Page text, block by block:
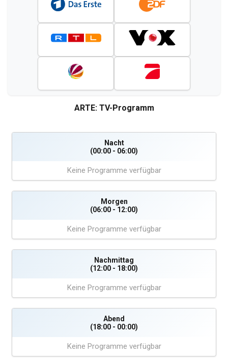
ARTE: TV-Programm
Nacht
(00:00 - 06:00)
Keine Programme verfügbar
Morgen
(06:00 - 12:00)
Keine Programme verfügbar
Nachmittag
(12:00 - 18:00)
Keine Programme verfügbar
Abend
(18:00 - 00:00)
Keine Programme verfügbar